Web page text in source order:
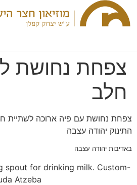
צפחת נחושת
חלב
צפחת נחושת עם פיה ארוכה לשתיית
התינוק יהודה עצבה
באדיבות יהודה עצבה
spout for drinking milk. Custom-
Atzeba